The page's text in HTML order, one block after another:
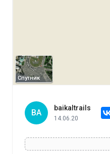
Спутник
BA
baikaltrails
14.06.20